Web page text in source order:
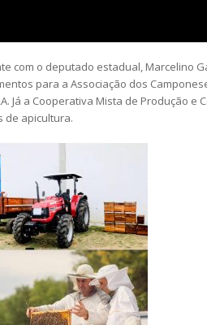
com o deputado estadual, Marcelino
para a Associação dos
Já a Cooperativa Mista de Produção e
de apicultura.